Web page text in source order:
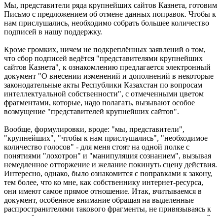
Мы, представители ряда крупнейших сайтов Казнета, готовим
Письмо с предложением об отмене данных поправок. Чтобы к
нам прислушались, необходимо собрать большее количество
подписей в нашу поддержку.
Кроме громких, ничем не подкреплённых заявлений о том,
что сбор подписей ведётся "представителями крупнейших
сайтов Казнета", к ознакомлению предлагается электронный
документ "О внесении изменений и дополнений в некоторые
законодательные акты Республики Казахстан по вопросам
интеллектуальной собственности", с отмеченными цветом
фрагментами, которые, надо полагать, вызывают особое
возмущение "представителей крупнейших сайтов".
Вообще, формулировки, вроде: "мы, представители",
"крупнейших", "чтобы к нам прислушались", "необходимое
количество голосов" - для меня стоят на одной полке с
понятиями "лохотрон" и "манипуляция сознанием", вызывая
немедленное отторжение и желание покинуть сцену действия.
Интересно, однако, было ознакомится с поправками к закону,
тем более, что ко мне, как собственнику интернет-ресурса,
они имеют самое прямое отношение. Итак, вчитываемся в
документ, особенное внимание обращая на выделенные
распространителями такового фрагменты, не привязываясь к